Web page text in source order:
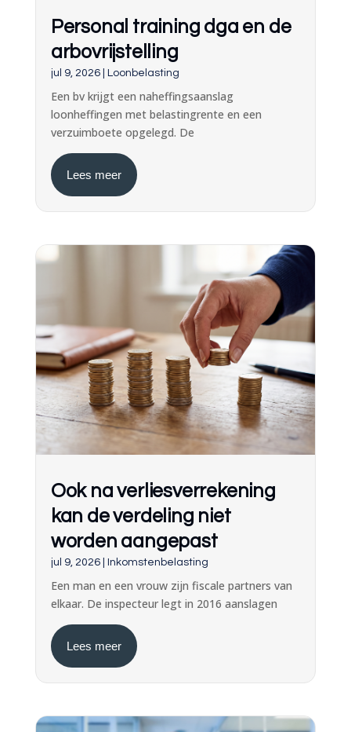
Personal training dga en de
arbovrijstelling
jul 9, 2026| Loonbelasting
Een bv krijgt een naheffingsaanslag
loonheffingen met belastingrente en een
verzuimboete opgelegd. De
Lees meer
Ook na verliesverrekening
kan de verdeling niet
worden aangepast
jul 9, 2026| Inkomstenbelasting
Een man en een vrouw zijn fiscale partners van
elkaar. De inspecteur legt in 2016 aanslagen
Lees meer